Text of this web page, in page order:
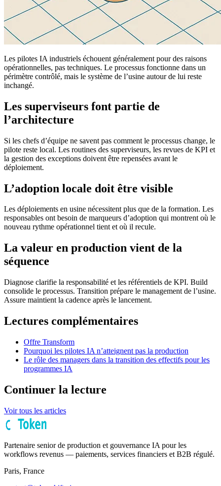
Les pilotes IA industriels échouent généralement pour des raisons
opérationnelles, pas techniques. Le processus fonctionne dans un
périmètre contrôlé, mais le système de l’usine autour de lui reste
inchangé.
Les superviseurs font partie de
l’architecture
Si les chefs d’équipe ne savent pas comment le processus change, le
pilote reste local. Les routines des superviseurs, les revues de KPI et
la gestion des exceptions doivent être repensées avant le
déploiement.
L’adoption locale doit être visible
Les déploiements en usine nécessitent plus que de la formation. Les
responsables ont besoin de marqueurs d’adoption qui montrent où le
nouveau rythme opérationnel tient et où il recule.
La valeur en production vient de la
séquence
Diagnose clarifie la responsabilité et les référentiels de KPI. Build
consolide le processus. Transition prépare le management de l’usine.
Assure maintient la cadence après le lancement.
Lectures complémentaires
Offre Transform
Pourquoi les pilotes IA n’atteignent pas la production
Le rôle des managers dans la transition des effectifs pour les
programmes IA
Continuer la lecture
Voir tous les articles
Partenaire senior de production et gouvernance IA pour les
workflows revenus — paiements, services financiers et B2B régulé.
Paris, France